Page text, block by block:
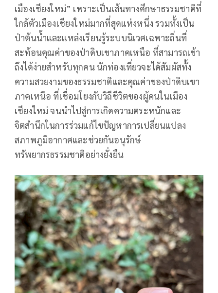
เมืองเชียงใหม่” เพราะเป็นเส้นทางศึกษาธรรมชาติที่
ใกล้ตัวเมืองเชียงใหม่มากที่สุดแห่งหนึ่ง รวมทั้งเป็น
ป่าต้นน้ำและแหล่งเรียนรู้ระบบนิเวศเฉพาะถิ่นที่
สะท้อนคุณค่าของป่าดิบเขาภาคเหนือ ที่สามารถเข้า
ถึงได้ง่ายสำหรับทุกคน นักท่องเที่ยวจะได้สัมผัสทั้ง
ความสวยงามของธรรมชาติและคุณค่าของป่าดิบเขา
ภาคเหนือ ที่เชื่อมโยงกับวิถีชีวิตของผู้คนในเมือง
เชียงใหม่ จนนำไปสู่การเกิดความตระหนักและ
จิตสำนึกในการร่วมแก้ไขปัญหาการเปลี่ยนแปลง
สภาพภูมิอากาศและช่วยกันอนุรักษ์
ทรัพยากรธรรมชาติอย่างยั่งยืน